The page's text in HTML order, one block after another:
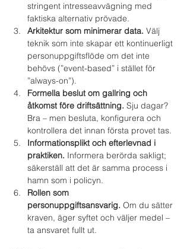
stringent intresseavvägning med
faktiska alternativ prövade.
Arkitektur som minimerar data. Välj
teknik som inte skapar ett kontinuerligt
personuppgiftsflöde om det inte
behövs (”event-based” i stället för
”always-on”).
Formella beslut om gallring och
åtkomst före driftsättning. Sju dagar?
Bra – men besluta, konfigurera och
kontrollera det innan första provet tas.
Informationsplikt och efterlevnad i
praktiken. Informera berörda sakligt;
säkerställ att det är samma process i
hamn som i policyn.
Rollen som
personuppgiftsansvarig. Om du sätter
kraven, äger syftet och väljer medel –
ta ansvaret fullt ut.